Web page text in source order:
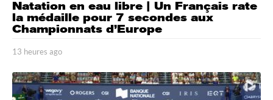
Natation en eau libre | Un Français rate
la médaille pour 7 secondes aux
Championnats d’Europe
13 heures ago
h
e